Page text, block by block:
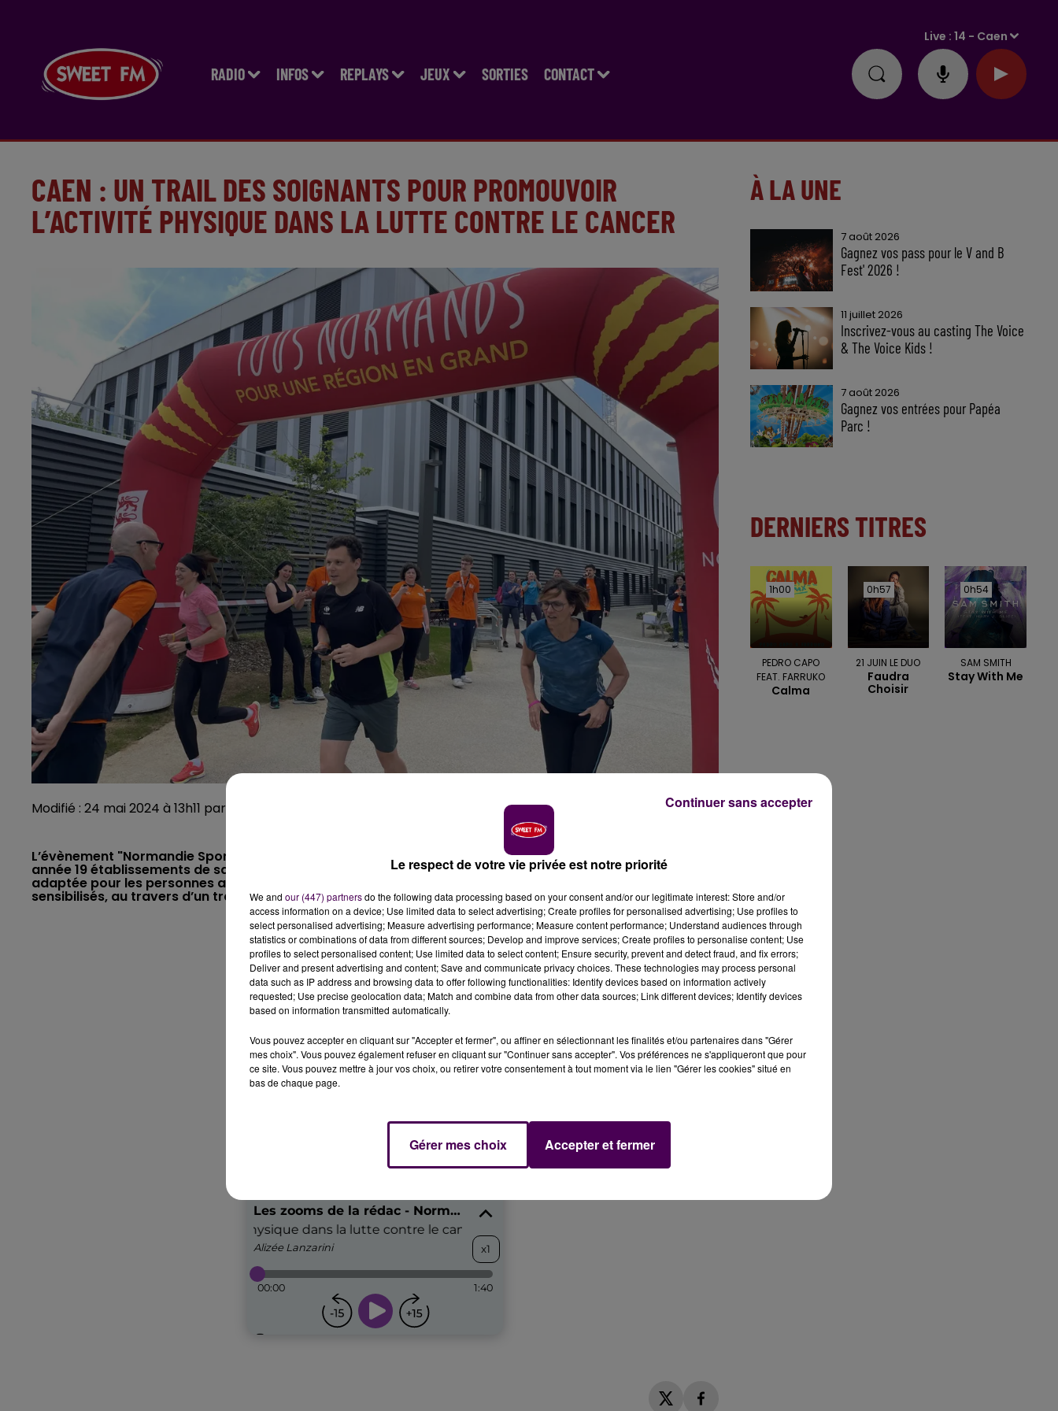
RADIO INFOS REPLAYS JEUX SORTIES CONTACT
Live :14 - Caen
CAEN : UN TRAIL DES SOIGNANTS POUR PROMOUVOIR
L’ACTIVITÉ PHYSIQUE DANS LA LUTTE CONTRE LE CANCER
Modifié : 24 mai 2024 à 13h11 par Alizée Lanzarini/ crédit photo : Sweet fm
L’évènement "Normandie Sporte contre le cancer" est de retour cette semaine sur quatre jours. Cette
année 19 établissements de santé y participent dans la région, pour promouvoir l’activité physique
adaptée pour les personnes atteintes d’un cancer. Ce jeudi 23 mai les soignants du CHU de Caen ont été
sensibilisés, au travers d’un trail urbain sur le site de l’hôpital.
À LA UNE
7 août 2026
Gagnez vos pass pour le V and B
Fest' 2026 !
11 juillet 2026
Inscrivez-vous au casting The Voice
& The Voice Kids !
7 août 2026
Gagnez vos entrées pour Papéa
Parc !
DERNIERS TITRES
1h00
1h00
PEDRO CAPO
FEAT. FARRUKO
Calma
0h57
0h57
21 JUIN LE DUO
Faudra
Choisir
0h54
0h54
SAM SMITH
Stay With Me
Le respect de votre vie privée est notre priorité
We and our (447) partnersdo the following data processing based on your consent and/or our legitimate interest: Store and/or
access information on a device; Use limited data to select advertising; Create profiles for personalised advertising; Use profiles to
select personalised advertising; Measure advertising performance; Measure content performance; Understand audiences through
statistics or combinations of data from different sources; Develop and improve services; Create profiles to personalise content; Use
profiles to select personalised content; Use limited data to select content; Ensure security, prevent and detect fraud, and fix errors;
Deliver and present advertising and content; Save and communicate privacy choices. These technologies may process personal
data such as IP address and browsing data to offer following functionalities: Identify devices based on information actively
requested; Use precise geolocation data; Match and combine data from other data sources; Link different devices; Identify devices
based on information transmitted automatically.
Vous pouvez accepter en cliquant sur "Accepter et fermer", ou affiner en sélectionnant les finalités et/ou partenaires dans "Gérer
mes choix". Vous pouvez également refuser en cliquant sur "Continuer sans accepter". Vos préférences ne s'appliqueront que pour
ce site. Vous pouvez mettre à jour vos choix, ou retirer votre consentement à tout moment via le lien "Gérer les cookies" situé en
bas de chaque page.
Gérer mes choix Accepter et fermer
Continuer sans accepter